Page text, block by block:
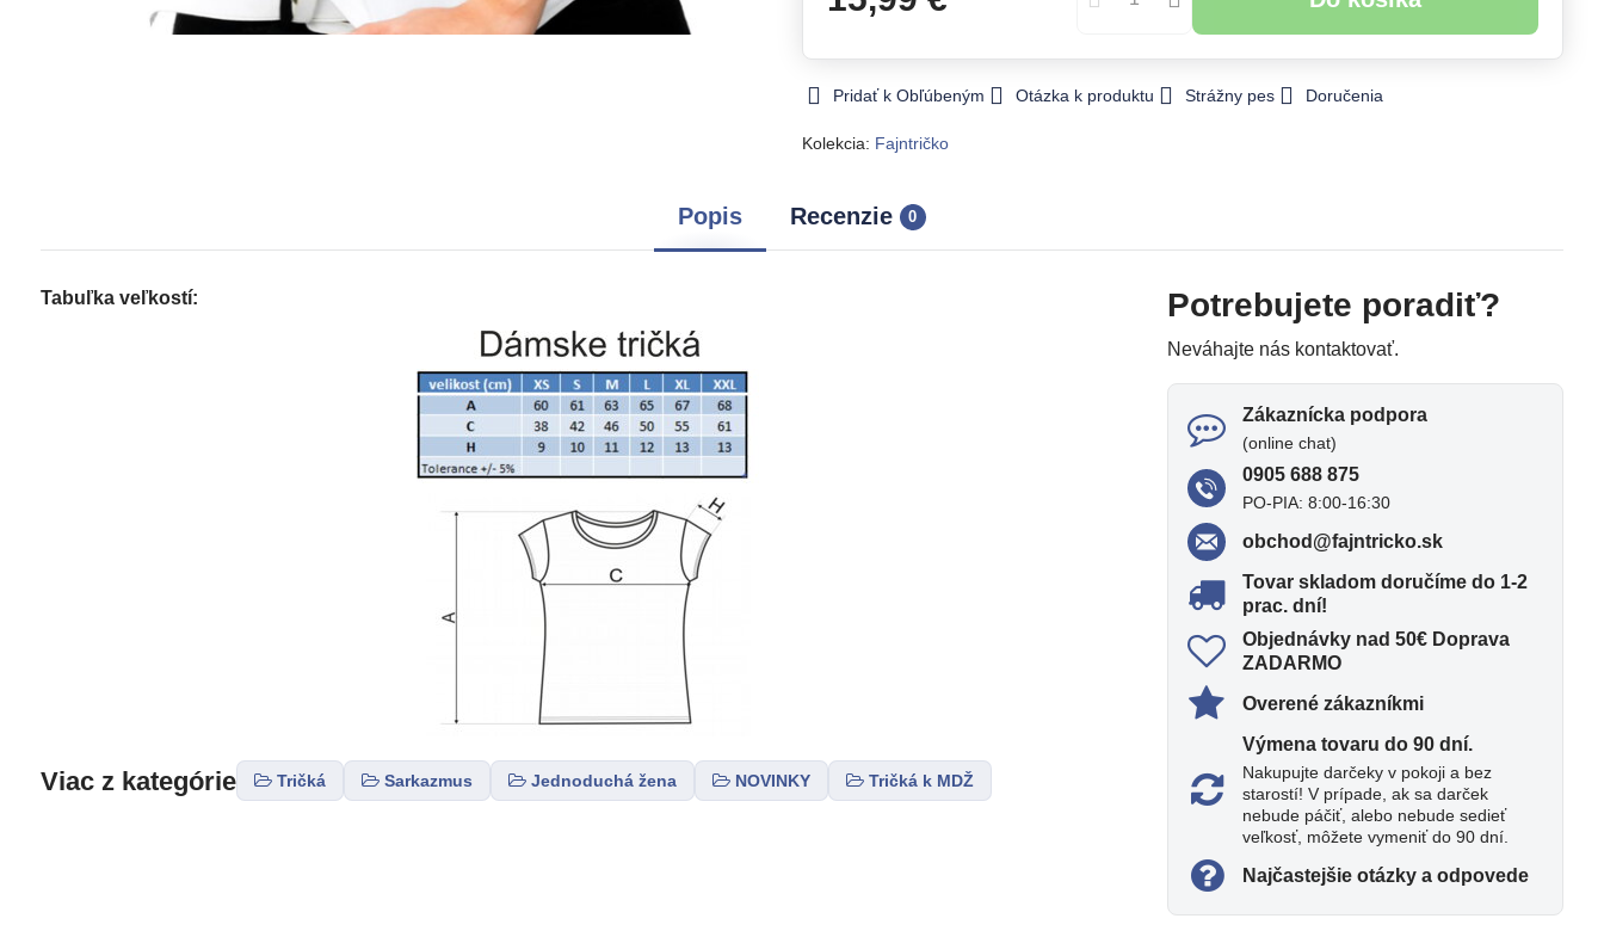
Pridať k Obľúbeným Otázka k produktu Strážny pes Doručenia
Kolekcia: Fajntričko
Popis Recenzie 0
Tabuľka veľkostí:
Viac z kategórie Tričká Sarkazmus Jednoduchá žena NOVINKY Tričká k MDŽ
Potrebujete poradiť?
Neváhajte nás kontaktovať.
Zákaznícka podpora
(online chat)
0905 688 875
PO-PIA: 8:00-16:30
obchod​@fajntricko​.sk
Tovar skladom doručíme do 1-2
prac​. dní!
Objednávky nad 50€ Doprava
ZADARMO
Overené zákazníkmi
Výmena tovaru do 90 dní​.
Nakupujte darčeky v pokoji a bez
starostí! V prípade, ak sa darček
nebude páčiť, alebo nebude sedieť
veľkosť, môžete vymeniť do 90 dní.
Najčastejšie otázky a odpovede